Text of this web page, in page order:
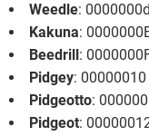
Weedle: 0000000d
Kakuna:
Beedrill:
Pidgey: 00000010
Pidgeotto:
Pidgeot: